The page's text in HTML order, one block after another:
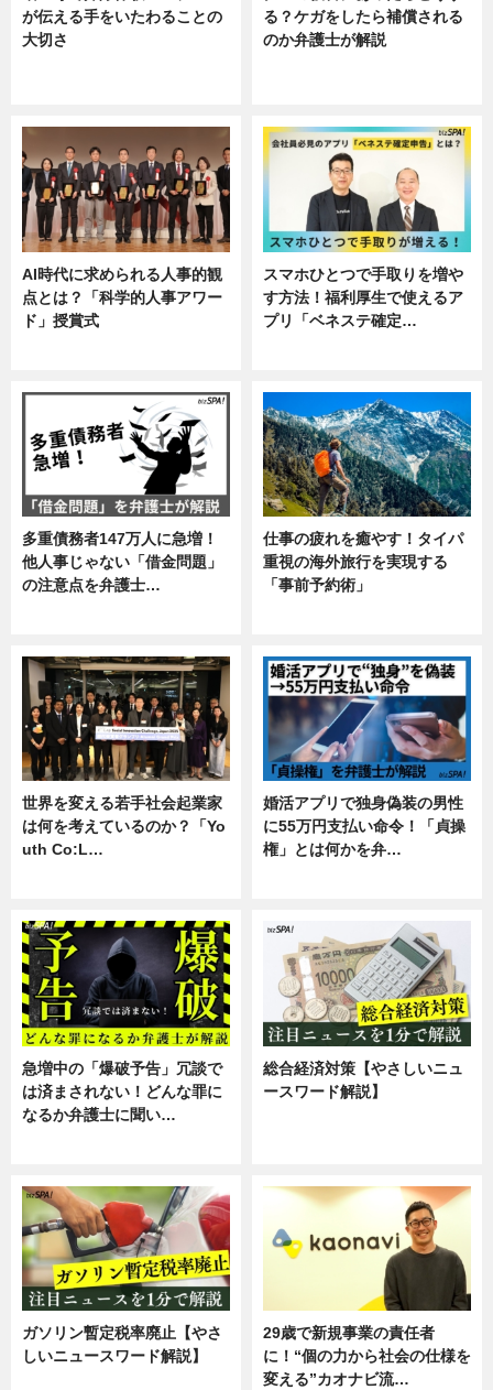
が伝える手をいたわることの
大切さ
る？ケガをしたら補償される
のか弁護士が解説
AI時代に求められる人事的観
点とは？「科学的人事アワー
ド」授賞式
スマホひとつで手取りを増や
す方法！福利厚生で使えるア
プリ「ベネステ確定…
多重債務者147万人に急増！
他人事じゃない「借金問題」
の注意点を弁護士…
仕事の疲れを癒やす！タイパ
重視の海外旅行を実現する
「事前予約術」
世界を変える若手社会起業家
は何を考えているのか？「Yo
uth Co:L…
婚活アプリで独身偽装の男性
に55万円支払い命令！「貞操
権」とは何かを弁…
急増中の「爆破予告」冗談で
は済まされない！どんな罪に
なるか弁護士に聞い…
総合経済対策【やさしいニュ
ースワード解説】
ガソリン暫定税率廃止【やさ
しいニュースワード解説】
29歳で新規事業の責任者
に！“個の力から社会の仕様を
変える”カオナビ流…